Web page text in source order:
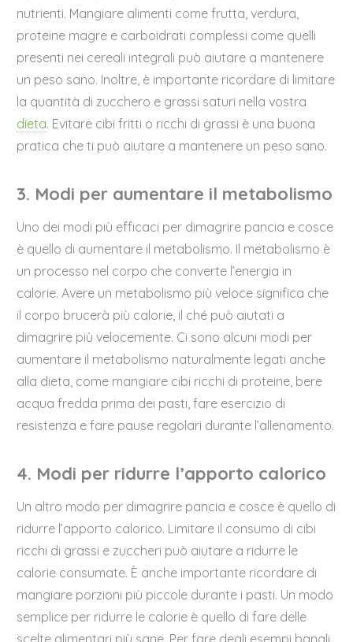
nutrienti. Mangiare alimenti come frutta, verdura,
proteine magre e carboidrati complessi come quelli
presenti nei cereali integrali può aiutare a mantenere
un peso sano. Inoltre, è importante ricordare di limitare
la quantità di zucchero e grassi saturi nella vostra
dieta. Evitare cibi fritti o ricchi di grassi è una buona
pratica che ti può aiutare a mantenere un peso sano.
3. Modi per aumentare il metabolismo
Uno dei modi più efficaci per dimagrire pancia e cosce
è quello di aumentare il metabolismo. Il metabolismo è
un processo nel corpo che converte l’energia in
calorie. Avere un metabolismo più veloce significa che
il corpo brucerà più calorie, il ché può aiutati a
dimagrire più velocemente. Ci sono alcuni modi per
aumentare il metabolismo naturalmente legati anche
alla dieta, come mangiare cibi ricchi di proteine, bere
acqua fredda prima dei pasti, fare esercizio di
resistenza e fare pause regolari durante l’allenamento.
4. Modi per ridurre l’apporto calorico
Un altro modo per dimagrire pancia e cosce è quello di
ridurre l’apporto calorico. Limitare il consumo di cibi
ricchi di grassi e zuccheri può aiutare a ridurre le
calorie consumate. È anche importante ricordare di
mangiare porzioni più piccole durante i pasti. Un modo
semplice per ridurre le calorie è quello di fare delle